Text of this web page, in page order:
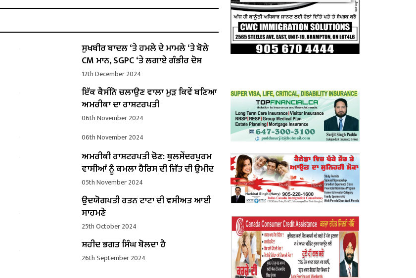
ਸੁਖਬੀਰ ਬਾਦਲ ‘ਤੇ ਹਮਲੇ ਦੇ ਮਾਮਲੇ ‘ਤੇ ਬੋਲੇ ​​
CM ਮਾਨ, SGPC ‘ਤੇ ਲਗਾਏ ਗੰਭੀਰ ਦੋਸ਼
12th December 2024
ਇੱਕ ਕੈਸੀਨੋ ਚਲਾਉਣ ਵਾਲਾ ਮੁੜ ਕਿਵੇਂ ਬਣਿਆ
ਅਮਰੀਕਾ ਦਾ ਰਾਸ਼ਟਰਪਤੀ
06th November 2024
06th November 2024
ਅਮਰੀਕੀ ਰਾਸ਼ਟਰਪਤੀ ਚੋਣ: ਥੁਲਸੇਂਦਰਪੁਰਮ
ਵਾਸੀਆਂ ਨੂੰ ਕਮਲਾ ਹੈਰਿਸ ਦੀ ਜਿੱਤ ਦੀ ਉਮੀਦ
05th November 2024
ਉਦਯੋਗਪਤੀ ਰਤਨ ਟਾਟਾ ਦੀ ਵਸੀਅਤ ਆਈ
ਸਾਹਮਣੇ
25th October 2024
ਸ਼ਹੀਦ ਭਗਤ ਸਿੰਘ ਬੋਲਦਾ ਹੈ
26th September 2024